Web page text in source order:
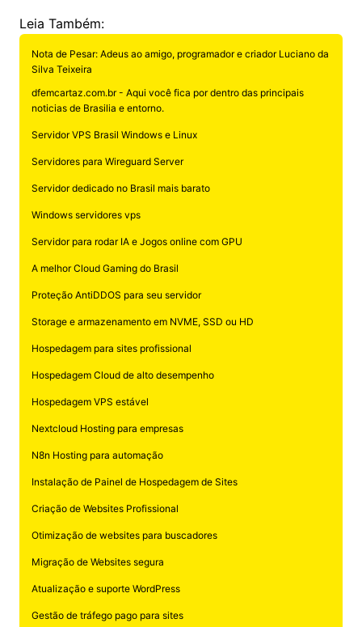
Leia Também:
Nota de Pesar: Adeus ao amigo, programador e criador Luciano da
Silva Teixeira
dfemcartaz.com.br - Aqui você fica por dentro das principais
noticias de Brasilia e entorno.
Servidor VPS Brasil Windows e Linux
Servidores para Wireguard Server
Servidor dedicado no Brasil mais barato
Windows servidores vps
Servidor para rodar IA e Jogos online com GPU
A melhor Cloud Gaming do Brasil
Proteção AntiDDOS para seu servidor
Storage e armazenamento em NVME, SSD ou HD
Hospedagem para sites profissional
Hospedagem Cloud de alto desempenho
Hospedagem VPS estável
Nextcloud Hosting para empresas
N8n Hosting para automação
Instalação de Painel de Hospedagem de Sites
Criação de Websites Profissional
Otimização de websites para buscadores
Migração de Websites segura
Atualização e suporte WordPress
Gestão de tráfego pago para sites